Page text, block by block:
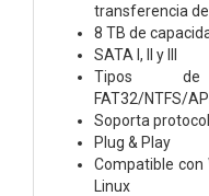
transferencia
8 TB de
SATA I, II y III
Tipos de
FAT32/NTFS/
Soporta
Plug & Play
Compatible con
Linux